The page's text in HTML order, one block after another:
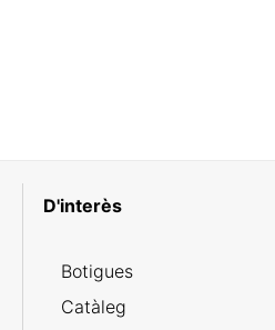
D'interès
Botigues
Catàleg